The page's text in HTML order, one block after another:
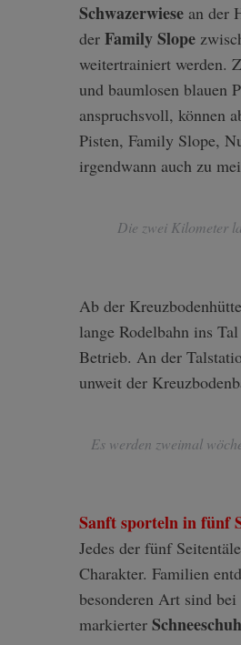
Schwazerwiese an der
der Family Slope
weitertrainiert werden.
und baumlosen blauen
anspruchsvoll, können
Pisten, Family Slope,
irgendwann auch zu
Die zwei Kilometer
Ab der
lange Rodelbahn ins
Betrieb. An der
unweit der
Es werden zweimal
Sanft sporteln in fünf
Jedes der fünf
Charakter. Familien
besonderen Art sind
markierter